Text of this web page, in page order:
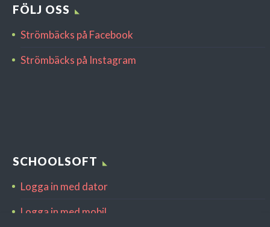
FÖLJ OSS
Strömbäcks på Facebook
Strömbäcks på Instagram
SCHOOLSOFT
Logga in med dator
Logga in med mobil